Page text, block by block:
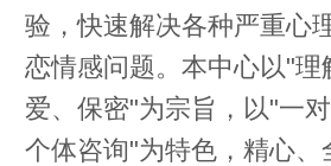
验，快速解决各种严重心
恋情感问题。本中心以"理
爱、保密"为宗旨，以"一
个体咨询"为特色，精心、